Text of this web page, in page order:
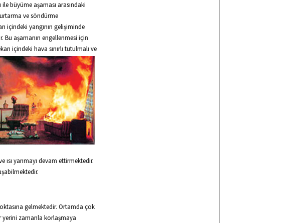
ile büyüme aşaması arasındaki
ve söndürme
içindeki yangının gelişiminde
Bu aşamanın engellenmesi için
içindeki hava sınırlı tutulmalı ve
ısı yanmayı devam ettirmektedir.
gelmektedir. Ortamda çok
yerini zamanla korlaşmaya